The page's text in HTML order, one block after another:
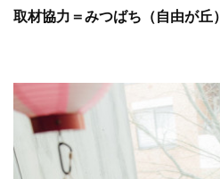
取材協力＝みつばち（自由が丘）